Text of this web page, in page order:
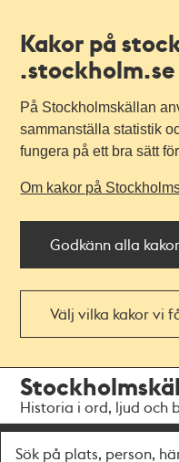
Kakor på
.stockholm.se
På Stockholmskällan
sammanställa statistik
fungera på ett bra sätt
Om kakor på
Godkänn alla kakor
Välj vilka kakor vi
navigationen
huvudinnehållet
Historia i ord, ljud och